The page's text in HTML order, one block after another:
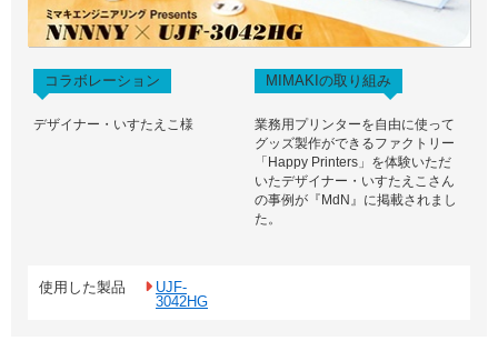
コラボレーション MIMAKIの取り組み
デザイナー・いすたえこ様
業務用プリンターを自由に使って
グッズ製作ができるファクトリー
「Happy Printers」を体験いただ
いたデザイナー・いすたえこさん
の事例が『MdN』に掲載されまし
た。
使用した製品
UJF-
3042HG